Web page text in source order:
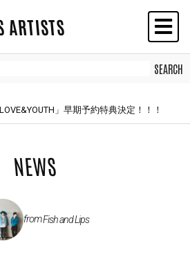
ARTISTS
LOVE&YOUTH」早期予約特典決定！！！
NEWS
fromFish and Lips